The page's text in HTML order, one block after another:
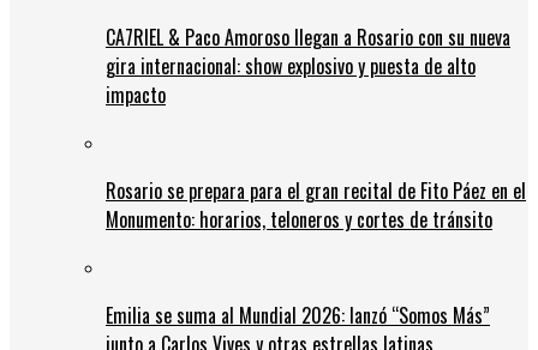
CA7RIEL & Paco Amoroso llegan a Rosario con su nueva
gira internacional: show explosivo y puesta de alto
impacto
Rosario se prepara para el gran recital de Fito Páez en el
Monumento: horarios, teloneros y cortes de tránsito
Emilia se suma al Mundial 2026: lanzó “Somos Más”